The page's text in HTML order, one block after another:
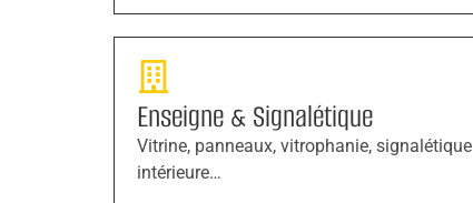
Enseigne & Signalétique
Vitrine, panneaux, vitrophanie, signalétique
intérieure…